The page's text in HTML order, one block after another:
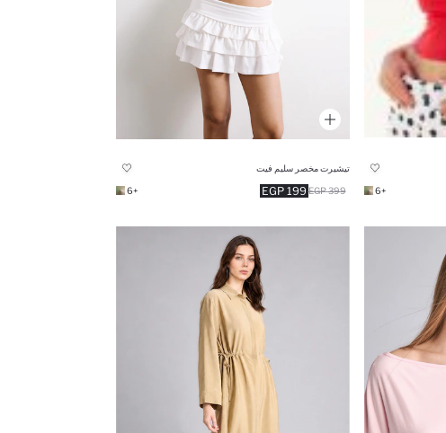
+6
تيشيرت مخصر سليم فيت
199 EGP 399 EGP
+6